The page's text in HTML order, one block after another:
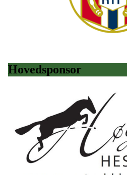
Hovedsponsor